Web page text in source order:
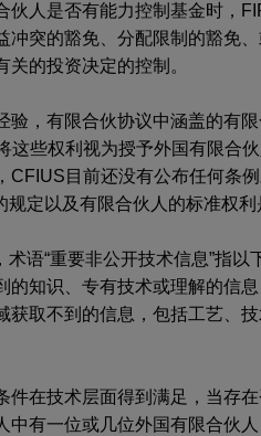
伙人是否有能力控制基金时，
冲突的豁免、分配限制的豁免
关的投资决定的控制。
验，有限合伙协议中涵盖的有
这些权利视为授予外国有限合
CFIUS目前还没有公布任何条
规定以及有限合伙人的标准权利
术语“重要非公开技术信息”指
的知识、专有技术或理解的信
获取不到的信息，包括工艺、
件在技术层面得到满足，当存
中有一位或几位外国有限合伙